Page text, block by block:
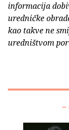
informacija
uredničke
kao takve ne
uredništvom
–